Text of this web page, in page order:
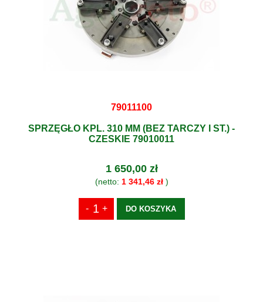
79011100
SPRZĘGŁO KPL. 310 MM (BEZ TARCZY I ST.) -
CZESKIE 79010011
1 650,00 zł
(netto: 1 341,46 zł)
DO KOSZYKA